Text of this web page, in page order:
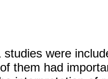
studies were
them had